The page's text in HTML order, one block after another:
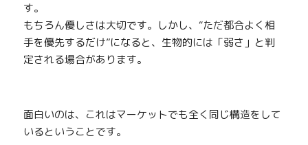
す。
もちろん優しさは大切です。しかし、“ただ都合よく相
手を優先するだけ”になると、生物的には「弱さ」と判
定される場合があります。
面白いのは、これはマーケットでも全く同じ構造をして
いるということです。